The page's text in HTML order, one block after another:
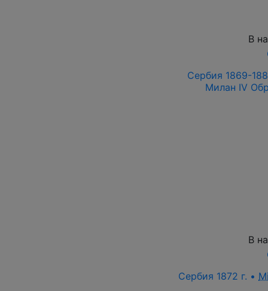
В
Сербия 1869-
Милан IV
В
Сербия 1872 г. •